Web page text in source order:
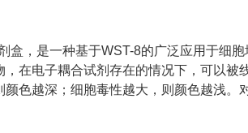
盒，是一种基于WST-8的广泛应用于细胞
，在电子耦合试剂存在的情况下，可以被
颜色越深；细胞毒性越大，则颜色越浅